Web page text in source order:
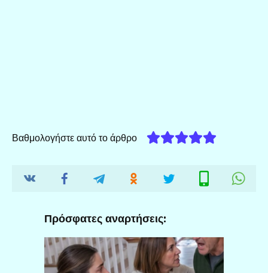
Βαθμολογήστε αυτό το άρθρο
Πρόσφατες αναρτήσεις: